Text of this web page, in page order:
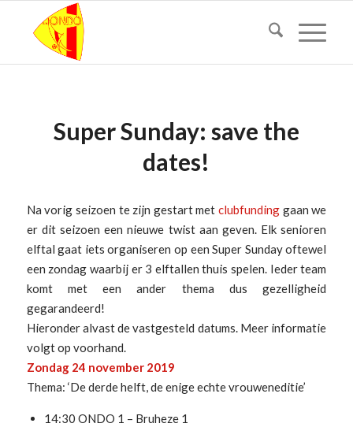
Super Sunday: save the
dates!
Na vorig seizoen te zijn gestart metclubfunding gaan we
er dit seizoen een nieuwe twist aan geven. Elk senioren
elftal gaat iets organiseren op een Super Sunday oftewel
een zondag waarbij er 3 elftallen thuis spelen. Ieder team
komt met een ander thema dus gezelligheid
gegarandeerd!
Hieronder alvast de vastgesteld datums. Meer informatie
volgt op voorhand.
Zondag 24 november 2019
Thema: ‘De derde helft, de enige echte vrouweneditie’
14:30 ONDO 1 – Bruheze 1